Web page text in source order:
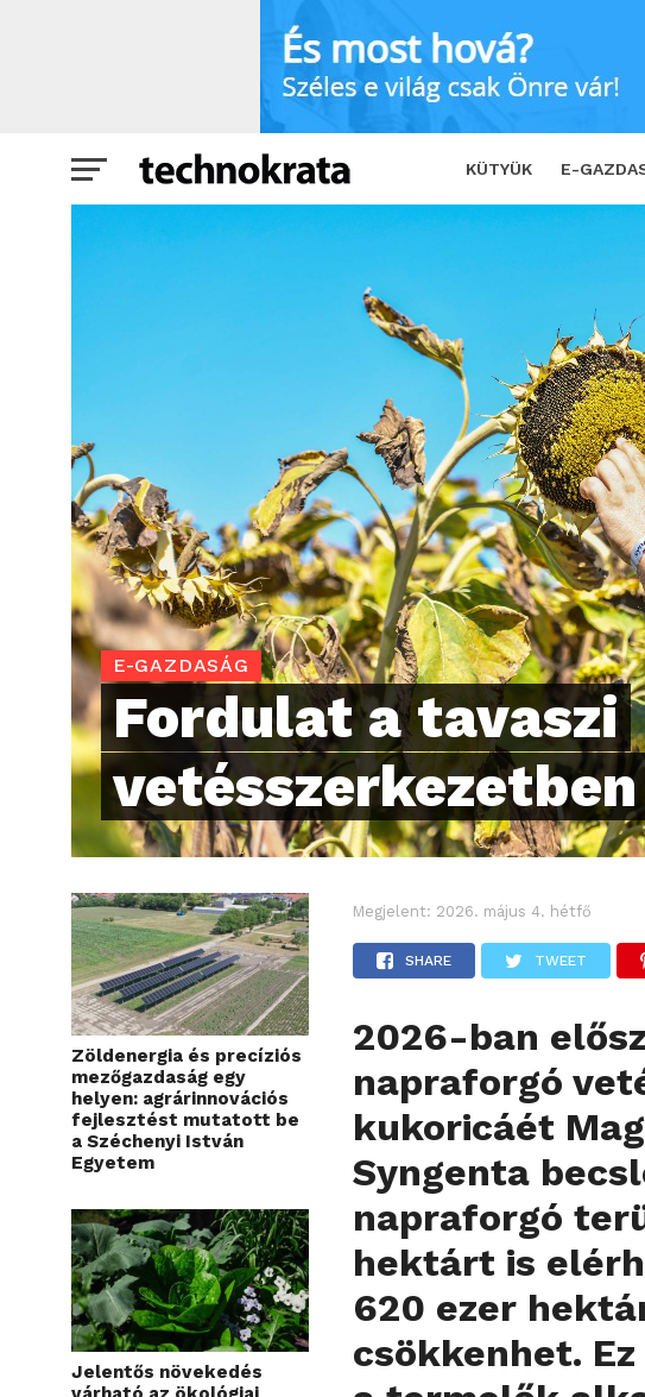
KÜTYÜK E-
Fordulat a tavaszi vetésszerkezetben
E-GAZDASÁG
Fordulat a tavaszi
vetésszerkezetben
Zöldenergia és precíziós
mezőgazdaság egy
helyen: agrárinnovációs
fejlesztést mutatott be
a Széchenyi István
Egyetem
Jelentős növekedés
Megjelent: 2026. május 4. hétfő
SHARE TWEET
2026-ban
napraforgó
kukoricáét
Syngenta
napraforgó
hektárt is
620 ezer
csökkenhet.